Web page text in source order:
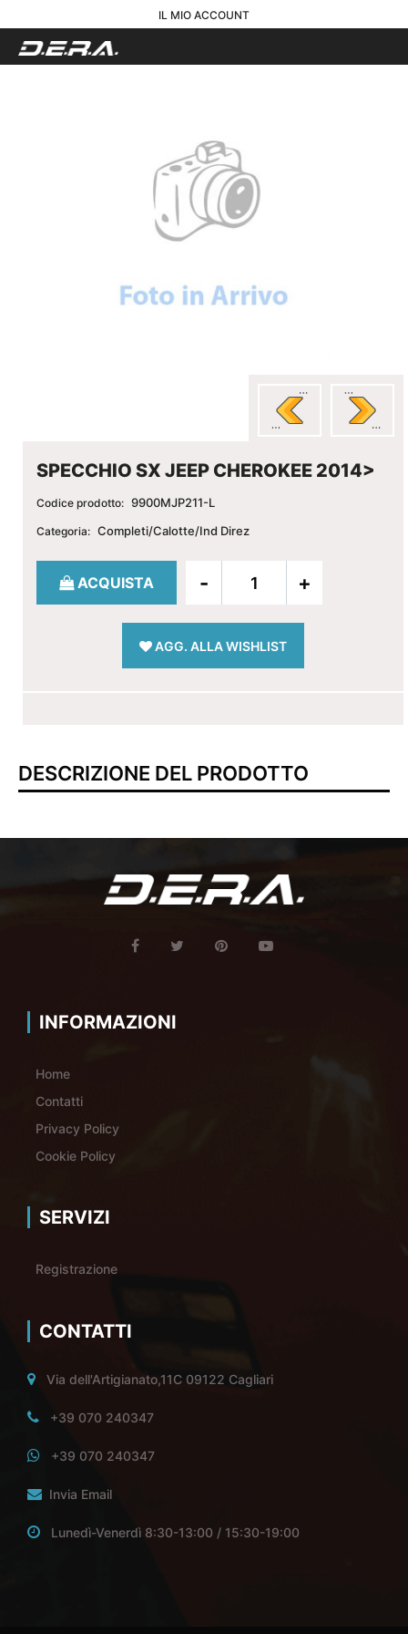
IL MIO ACCOUNT
SPECCHIO SX JEEP CHEROKEE 2014>
Codice prodotto: 9900MJP211-L
Categoria: Completi/Calotte/Ind Direz
Quantità
ACQUISTA
AGG. ALLA WISHLIST
DESCRIZIONE DEL PRODOTTO
INFORMAZIONI
Home
Contatti
Privacy Policy
Cookie Policy
SERVIZI
Registrazione
CONTATTI
Via dell'Artigianato,11C 09122 Cagliari
+39 070 240347
+39 070 240347
Invia Email
Lunedì-Venerdì 8:30-13:00 / 15:30-19:00